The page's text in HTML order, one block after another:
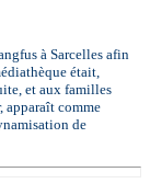
à Sarcelles afin
était,
et aux familles
apparaît comme
de